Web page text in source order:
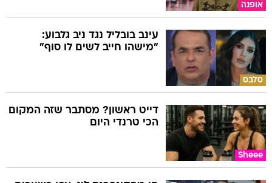
אופנה
סלבס
עינב בובליל נגד ניב גלבוע:
"מישהו חייב לשים לו סוף"
Sheee
דייט ראשון? מסתבר שזה המקום
הכי טרנדי היום